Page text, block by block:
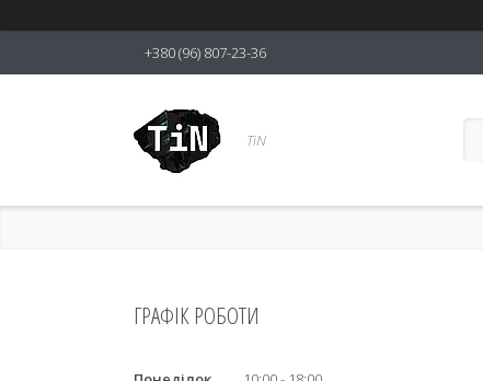
+380 (96) 807-23-36
TiN
ГРАФІК РОБОТИ